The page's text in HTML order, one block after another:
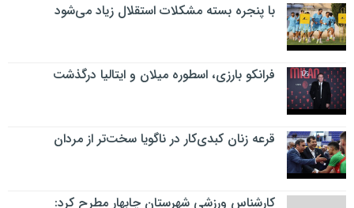
با پنجره بسته مشکلات استقلال زیاد می‌شود
فرانکو بارزی، اسطوره میلان و ایتالیا درگذشت
قرعه زنان کبدی‌کار در ناگویا سخت‌تر از مردان
کارشناس ورزشی شهرستان چابهار مطرح کرد: